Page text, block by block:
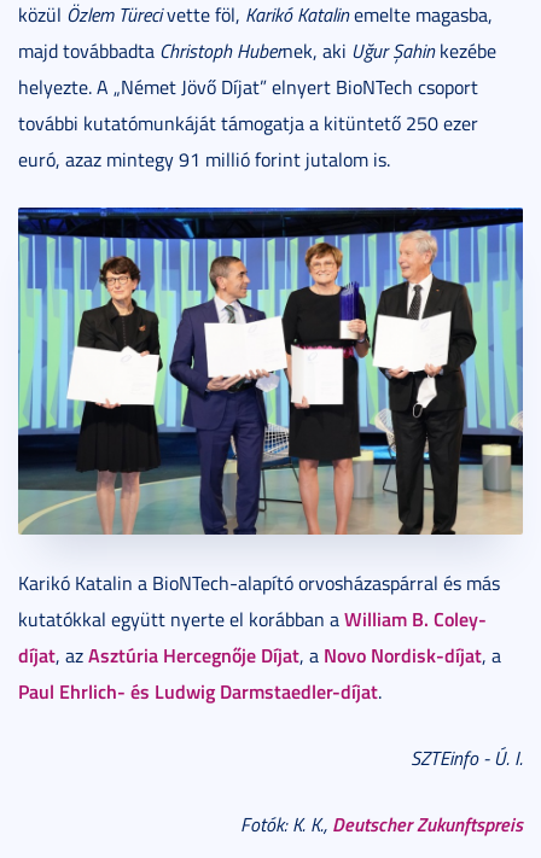
közül Özlem Türecivette föl, Karikó Katalinemelte magasba,
majd továbbadta Christoph Hubernek, aki Uğur Şahinkezébe
helyezte. A „Német Jövő Díjat” elnyert BioNTech csoport
további kutatómunkáját támogatja a kitüntető 250 ezer
euró, azaz mintegy 91 millió forint jutalom is.
Karikó Katalin a BioNTech-alapító orvosházaspárral és más
kutatókkal együtt nyerte el korábban aWilliam B. Coley-
díjat, azAsztúria Hercegnője Díjat, a Novo Nordisk-díjat, a
Paul Ehrlich- és Ludwig Darmstaedler-díjat.
SZTEinfo - Ú. I.
Fotók: K. K., Deutscher Zukunftspreis